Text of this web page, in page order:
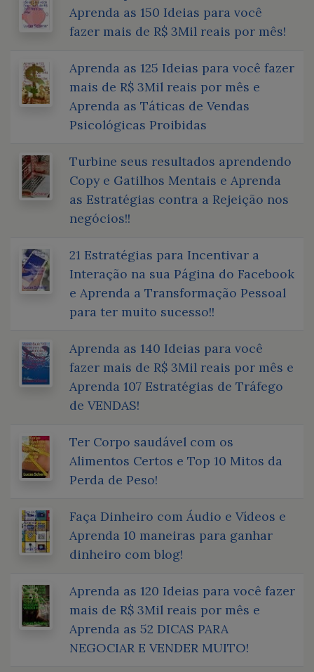
Aprenda as 150 Ideias para você
fazer mais de R$ 3Mil reais por mês!
Aprenda as 125 Ideias para você fazer
mais de R$ 3Mil reais por mês e
Aprenda as Táticas de Vendas
Psicológicas Proibidas
Turbine seus resultados aprendendo
Copy e Gatilhos Mentais e Aprenda
as Estratégias contra a Rejeição nos
negócios!!
21 Estratégias para Incentivar a
Interação na sua Página do Facebook
e Aprenda a Transformação Pessoal
para ter muito sucesso!!
Aprenda as 140 Ideias para você
fazer mais de R$ 3Mil reais por mês e
Aprenda 107 Estratégias de Tráfego
de VENDAS!
Ter Corpo saudável com os
Alimentos Certos e Top 10 Mitos da
Perda de Peso!
Faça Dinheiro com Áudio e Vídeos e
Aprenda 10 maneiras para ganhar
dinheiro com blog!
Aprenda as 120 Ideias para você fazer
mais de R$ 3Mil reais por mês e
Aprenda as 52 DICAS PARA
NEGOCIAR E VENDER MUITO!